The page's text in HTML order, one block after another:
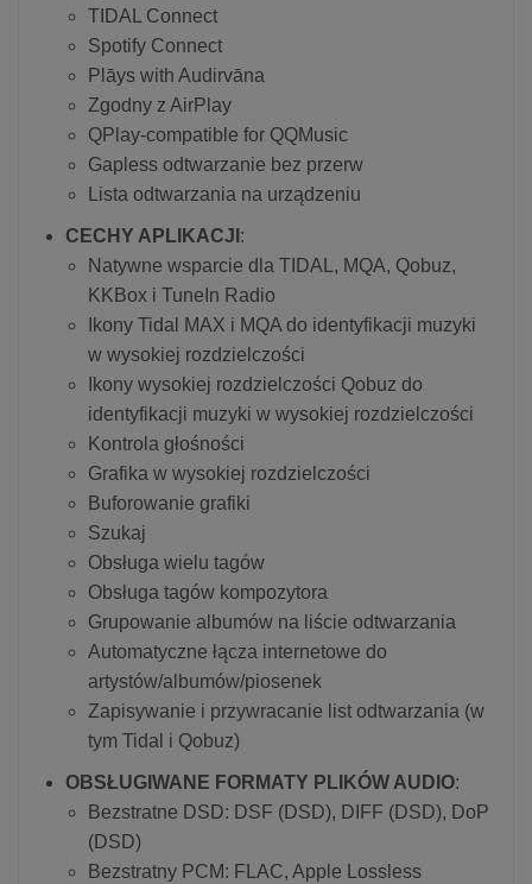
TIDAL Connect
Spotify Connect
Plāys with Audirvāna
Zgodny z AirPlay
QPlay-compatible for QQMusic
Gapless odtwarzanie bez przerw
Lista odtwarzania na urządzeniu
CECHY APLIKACJI :
Natywne wsparcie dla TIDAL, MQA, Qobuz,
KKBox i TuneIn Radio
Ikony Tidal MAX i MQA do identyfikacji muzyki
w wysokiej rozdzielczości
Ikony wysokiej rozdzielczości Qobuz do
identyfikacji muzyki w wysokiej rozdzielczości
Kontrola głośności
Grafika w wysokiej rozdzielczości
Buforowanie grafiki
Szukaj
Obsługa wielu tagów
Obsługa tagów kompozytora
Grupowanie albumów na liście odtwarzania
Automatyczne łącza internetowe do
artystów/albumów/piosenek
Zapisywanie i przywracanie list odtwarzania (w
tym Tidal i Qobuz)
OBSŁUGIWANE FORMATY PLIKÓW AUDIO:
Bezstratne DSD: DSF (DSD), DIFF (DSD), DoP
(DSD)
Bezstratny PCM: FLAC, Apple Lossless